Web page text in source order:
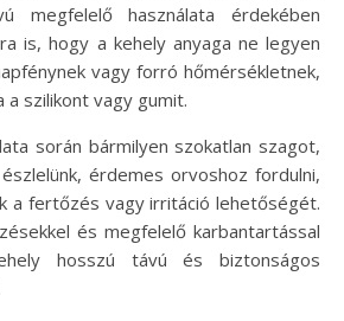
megfelelő használata érdekében
is, hogy a kehely anyaga ne legyen
vagy forró hőmérsékletnek,
szilikont vagy gumit.
során bármilyen szokatlan szagot,
érdemes orvoshoz fordulni,
a fertőzés vagy irritáció lehetőségét.
és megfelelő karbantartással
hosszú távú és biztonságos